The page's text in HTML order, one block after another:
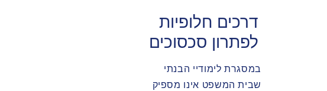
דרכים חלופיות
לפתרון סכסוכים
במסגרת לימודיי הבנתי
שבית המשפט אינו מספיק